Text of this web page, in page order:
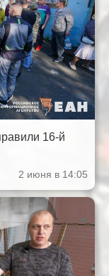
16-й
2 июня в 14:05